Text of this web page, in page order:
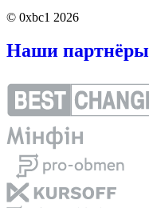
© 0xbc1 2026
Наши партнёры